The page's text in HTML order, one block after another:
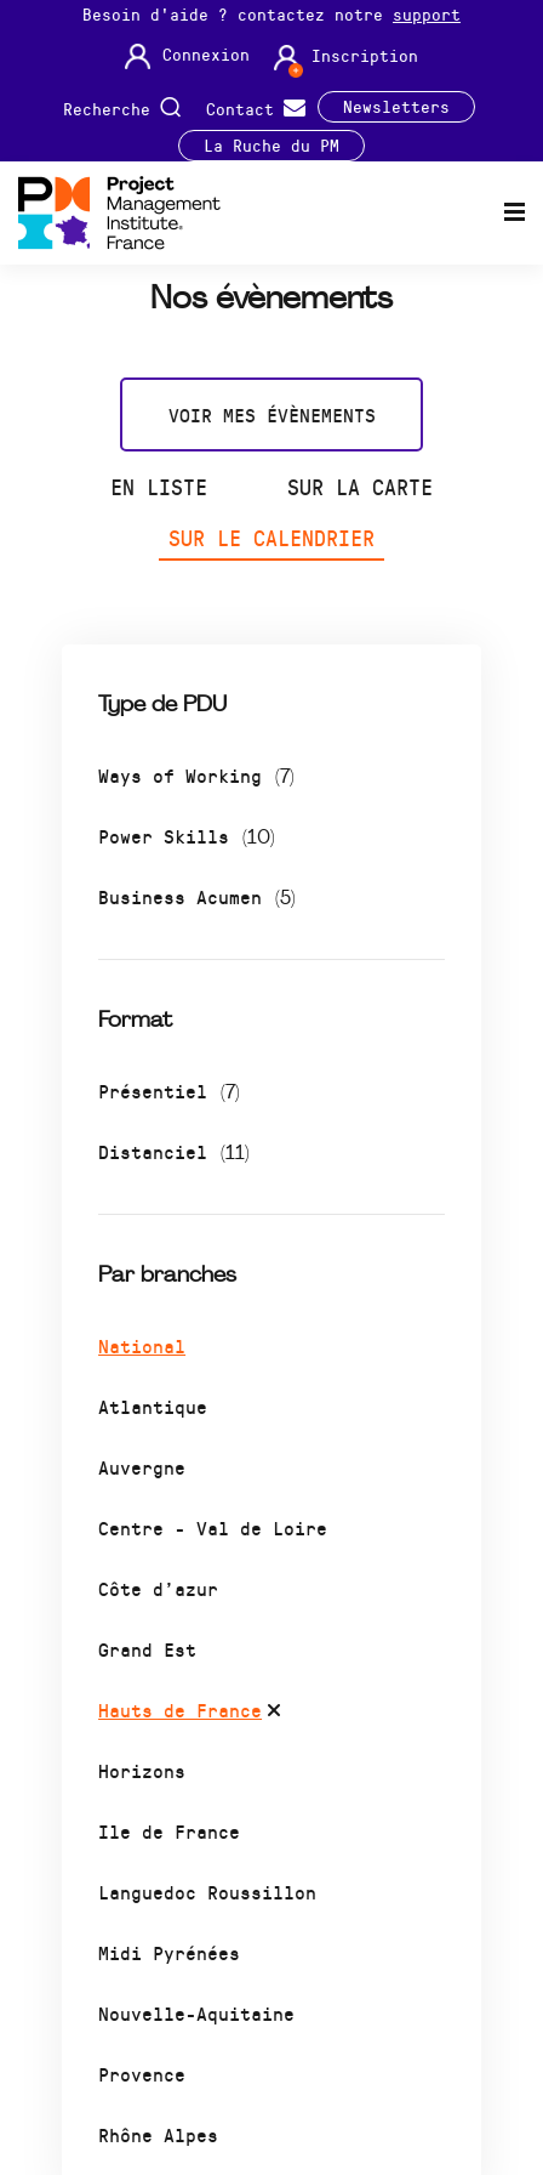
Besoin d'aide ? contactez notre support
Connexion
Inscription
Recherche Contact
Newsletters
La Ruche du PM
Nos évènements
VOIR MES ÉVÈNEMENTS
EN LISTE
SUR LA CARTE
SUR LE CALENDRIER
Type de PDU
Ways of Working (7)
Power Skills (10)
Business Acumen (5)
Format
Présentiel (7)
Distanciel (11)
Par branches
National
Atlantique
Auvergne
Centre - Val de Loire
Côte d’azur
Grand Est
Hauts de France
Horizons
Ile de France
Languedoc Roussillon
Midi Pyrénées
Nouvelle-Aquitaine
Provence
Rhône Alpes